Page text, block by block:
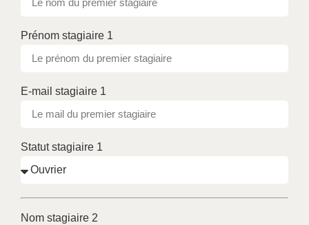
Prénom stagiaire 1
E-mail stagiaire 1
Statut stagiaire 1
Nom stagiaire 2